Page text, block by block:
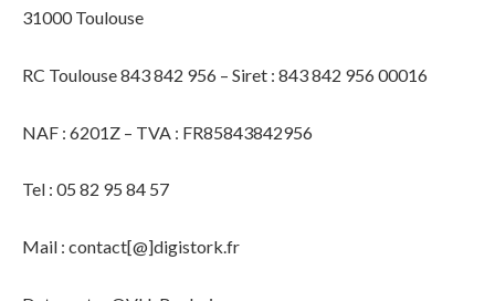
31000 Toulouse
RC Toulouse 843 842 956 – Siret : 843 842 956 00016
NAF : 6201Z – TVA : FR85843842956
Tel : 05 82 95 84 57
Mail : contact[@]digistork.fr